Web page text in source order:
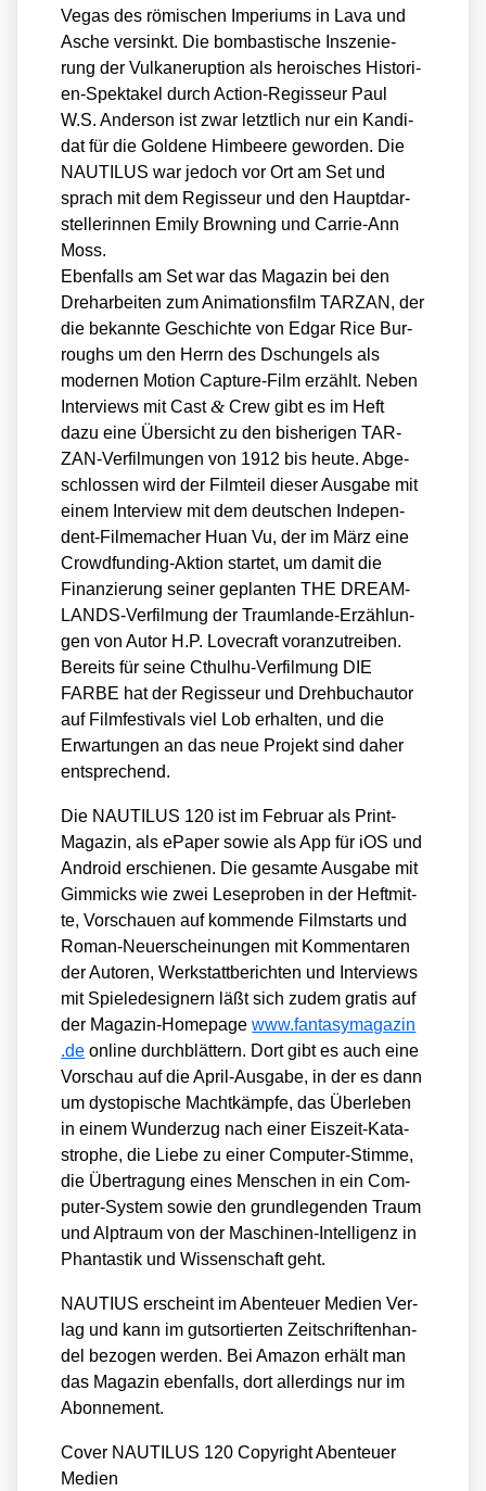
Vegas des römi­schen Impe­ri­ums in Lava und
Asche ver­sinkt. Die bom­bas­ti­sche Insze­nie­
rung der Vul­kan­erup­ti­on als heroi­sches His­to­ri­
en-Spek­ta­kel durch Action-Regis­seur Paul
W.S. Ander­son ist zwar letzt­lich nur ein Kan­di­
dat für die Gol­de­ne Him­bee­re gewor­den. Die
NAUTILUS war jedoch vor Ort am Set und
sprach mit dem Regis­seur und den Haupt­dar­
stel­le­rin­nen Emi­ly Brow­ning und Car­rie-Ann
Moss.
Eben­falls am Set war das Maga­zin bei den
Dreh­ar­bei­ten zum Ani­ma­ti­ons­film TARZAN, der
die bekann­te Geschich­te von Edgar Rice Bur­
roughs um den Herrn des Dschun­gels als
moder­nen Moti­on Cap­tu­re-Film erzählt. Neben
Inter­views mit Cast& Crew gibt es im Heft
dazu eine Über­sicht zu den bis­he­ri­gen TAR­
ZAN-Ver­fil­mun­gen von 1912 bis heu­te. Abge­
schlos­sen wird der Film­teil die­ser Aus­ga­be mit
einem Inter­view mit dem deut­schen Inde­pen­
dent-Fil­me­ma­cher Huan Vu, der im März eine
Crowd­fun­ding-Akti­on star­tet, um damit die
Finan­zie­rung sei­ner geplan­ten THE DREAM­
LANDS-Ver­fil­mung der Traum­lan­de-Erzäh­lun­
gen von Autor H.P. Love­craft vor­an­zu­trei­ben.
Bereits für sei­ne Cthul­hu-Ver­fil­mung DIE
FARBE hat der Regis­seur und Dreh­buch­au­tor
auf Film­fes­ti­vals viel Lob erhal­ten, und die
Erwar­tun­gen an das neue Pro­jekt sind daher
ent­spre­chend.
Die NAUTILUS 120 ist im Febru­ar als Print-
Maga­zin, als ePa­per sowie als App für iOS und
Android erschie­nen. Die gesam­te Aus­ga­be mit
Gim­micks wie zwei Lese­pro­ben in der Heft­mit­
te, Vor­schau­en auf kom­men­de Film­starts und
Roman-Neu­erschei­nun­gen mit Kom­men­ta­ren
der Autoren, Werk­statt­be­rich­ten und Inter­views
mit Spie­le­de­si­gnern läßt sich zudem gra­tis auf
der Maga­zin-Home­pagewww​.fan​ta​sy​m​a​ga​zin​
.de online durch­blät­tern. Dort gibt es auch eine
Vor­schau auf die April-Aus­ga­be, in der es dann
um dys­to­pi­sche Macht­kämp­fe, das Über­le­ben
in einem Wun­der­zug nach einer Eis­zeit-Kata­
stro­phe, die Lie­be zu einer Com­pu­ter-Stim­me,
die Über­tra­gung eines Men­schen in ein Com­
pu­ter-Sys­tem sowie den grund­le­gen­den Traum
und Alp­traum von der Maschi­nen-Intel­li­genz in
Phan­tas­tik und Wis­sen­schaft geht.
NAUTIUS erscheint im Aben­teu­er Medi­en Ver­
lag und kann im gut­sor­tier­ten Zeit­schrif­ten­han­
del bezo­gen wer­den. Bei Ama­zon erhält man
das Maga­zin eben­falls, dort aller­dings nur im
Abon­ne­ment.
Cover NAUTILUS 120 Copy­right Aben­teu­er
Medi­en